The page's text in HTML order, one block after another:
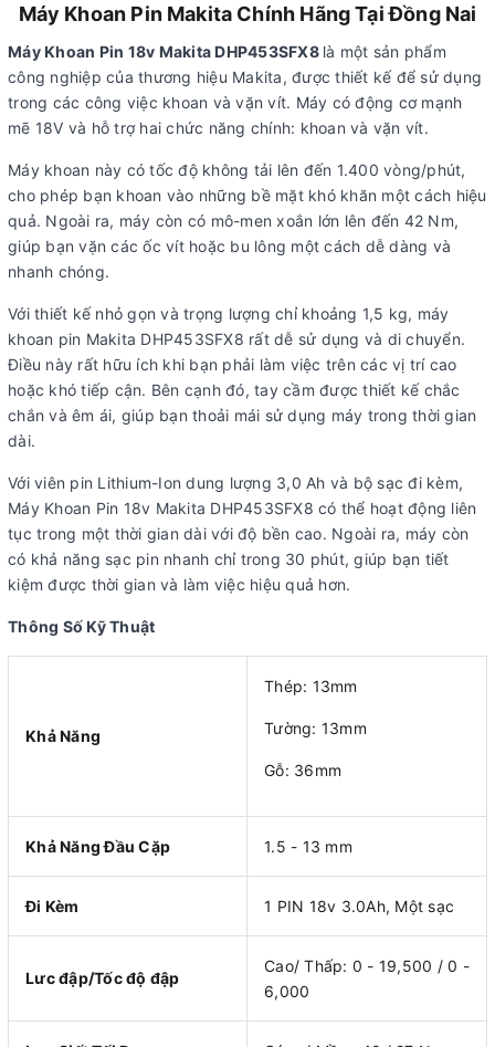
Máy Khoan Pin Makita Chính Hãng Tại Đồng Nai
Máy Khoan Pin 18v Makita DHP453SFX8 là một sản phẩm
công nghiệp của thương hiệu Makita, được thiết kế để sử dụng
trong các công việc khoan và vặn vít. Máy có động cơ mạnh
mẽ 18V và hỗ trợ hai chức năng chính: khoan và vặn vít.
Máy khoan này có tốc độ không tải lên đến 1.400 vòng/phút,
cho phép bạn khoan vào những bề mặt khó khăn một cách hiệu
quả. Ngoài ra, máy còn có mô-men xoắn lớn lên đến 42 Nm,
giúp bạn vặn các ốc vít hoặc bu lông một cách dễ dàng và
nhanh chóng.
Với thiết kế nhỏ gọn và trọng lượng chỉ khoảng 1,5 kg, máy
khoan pin Makita DHP453SFX8 rất dễ sử dụng và di chuyển.
Điều này rất hữu ích khi bạn phải làm việc trên các vị trí cao
hoặc khó tiếp cận. Bên cạnh đó, tay cầm được thiết kế chắc
chắn và êm ái, giúp bạn thoải mái sử dụng máy trong thời gian
dài.
Với viên pin Lithium-Ion dung lượng 3,0 Ah và bộ sạc đi kèm,
Máy Khoan Pin 18v Makita DHP453SFX8 có thể hoạt động liên
tục trong một thời gian dài với độ bền cao. Ngoài ra, máy còn
có khả năng sạc pin nhanh chỉ trong 30 phút, giúp bạn tiết
kiệm được thời gian và làm việc hiệu quả hơn.
Thông Số Kỹ Thuật
Khả Năng
Thép: 13mm
Tường: 13mm
Gỗ: 36mm
Khả Năng Đầu Cặp 1.5 - 13 mm
Đi Kèm 1 PIN 18v 3.0Ah, Một sạc
Lưc đập/Tốc độ đập
Cao/ Thấp: 0 - 19,500 / 0 -
6,000